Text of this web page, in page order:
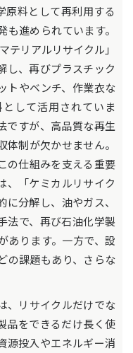
原料として再利用する
進められています。
テリアルリサイクル」
し、再びプラスチック
トやベンチ、作業衣な
して活用されていま
ですが、高品質な再生
制が欠かせません。
の仕組みを支える重要
、「ケミカルリサイク
分解し、油やガス、
法で、再び石油化学製
あります。一方で、設
の課題もあり、さらな
、リサイクルだけでな
品をできるだけ長く使
源投入やエネルギー消